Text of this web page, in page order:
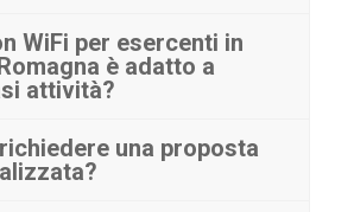
WiFi per esercenti in
è adatto a
attività?
una proposta